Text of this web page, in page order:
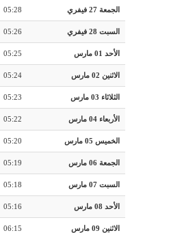
الجمعة 27 فيفري 05:28
السبت 28 فيفري 05:26
الأحد 01 مارس 05:25
الاثنين 02 مارس 05:24
الثلاثاء 03 مارس 05:23
الأربعاء 04 مارس 05:22
الخميس 05 مارس 05:20
الجمعة 06 مارس 05:19
السبت 07 مارس 05:18
الأحد 08 مارس 05:16
الاثنين 09 مارس 06:15